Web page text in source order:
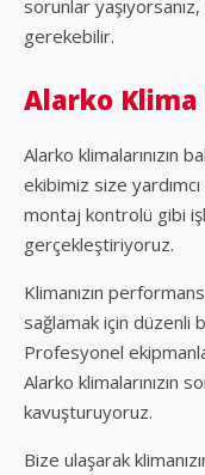
sorunlar
gerekebilir.
Alarko Klima
Alarko klimalarınızın
ekibimiz size
montaj kontrolü gibi
gerçekleştiriyoruz.
Klimanızın
sağlamak için düzenli
Profesyonel
Alarko klimalarınızın
kavuşturuyoruz.
Bize ulaşarak